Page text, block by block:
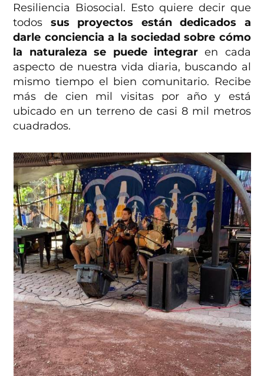
Resiliencia Biosocial. Esto quiere decir que
todos sus proyectos están dedicados a
darle conciencia a la sociedad sobre cómo
la naturaleza se puede integraren cada
aspecto de nuestra vida diaria, buscando al
mismo tiempo el bien comunitario. Recibe
más de cien mil visitas por año y está
ubicado en un terreno de casi 8 mil metros
cuadrados.